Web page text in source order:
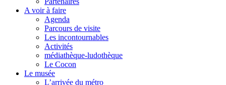
A voir à faire
Agenda
Parcours de visite
Les incontournables
Activités
médiathèque-ludothèque
Le Cocon
Le musée
L’arrivée du métro